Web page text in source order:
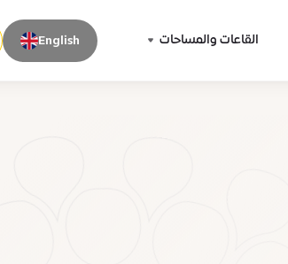
القاعات والمساحات English